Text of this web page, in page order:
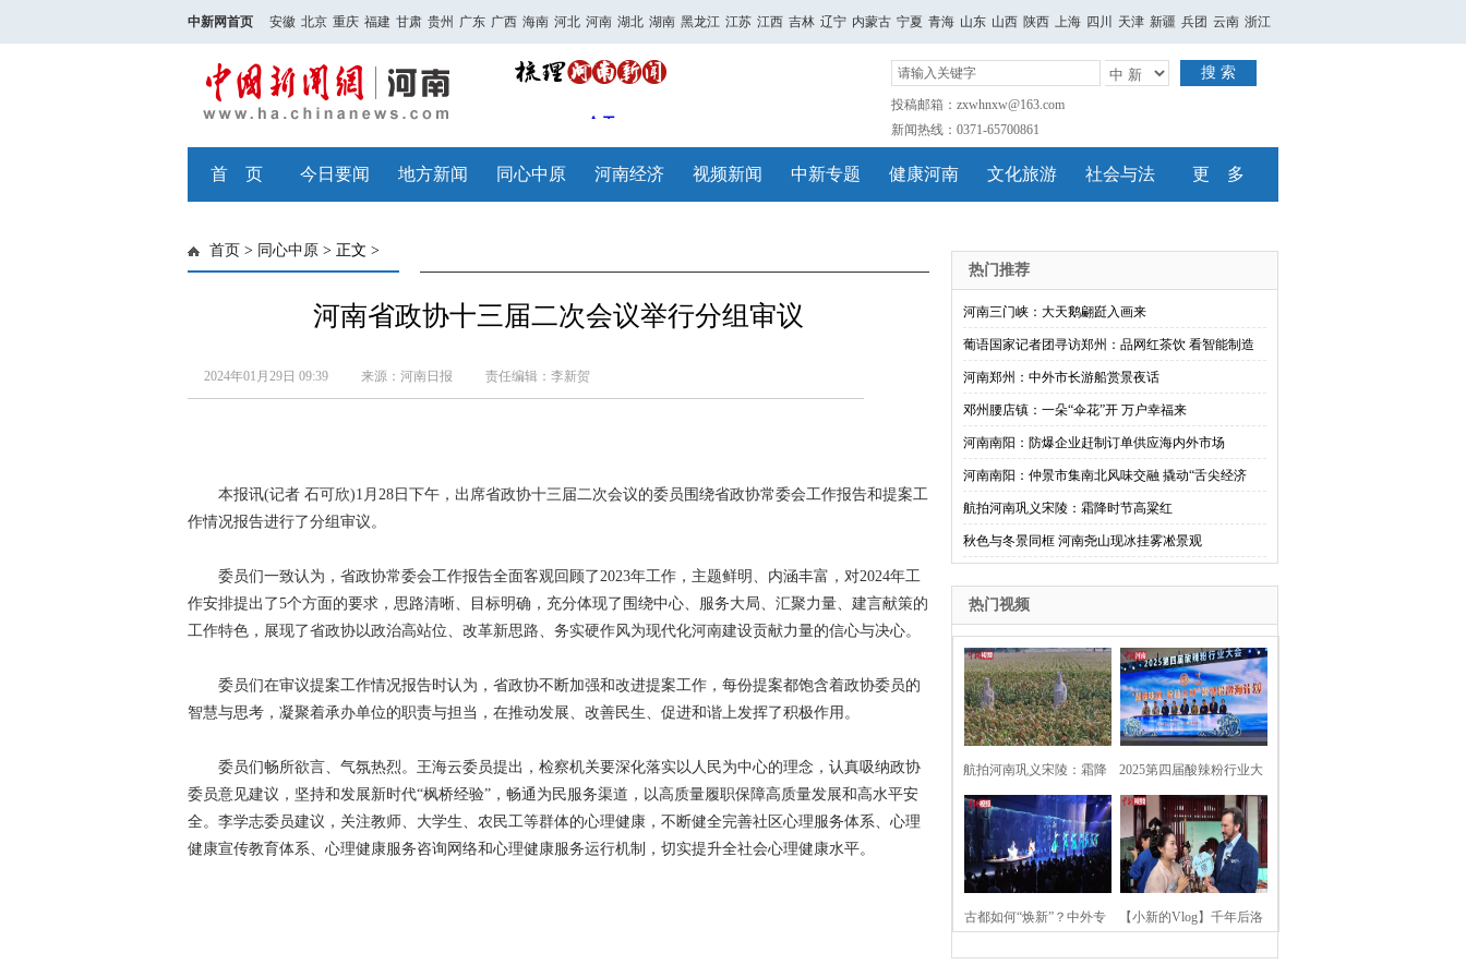
中新网首页 安徽 北京 重庆 福建 甘肃 贵州 广东 广西 海南 河北 河南 湖北 湖南 黑龙江 江苏 江西 吉林 辽宁 内蒙古 宁夏 青海 山东 山西 陕西 上海 四川 天津 新疆 兵团 云南 浙江
搜 索
投稿邮箱：zxwhnxw@163.com
新闻热线：0371-65700861
首 页 今日要闻 地方新闻 同心中原 河南经济 视频新闻 中新专题 健康河南 文化旅游 社会与法 更 多
首页 > 同心中原 > 正文 >
河南省政协十三届二次会议举行分组审议
2024年01月29日 09:39 来源：河南日报 责任编辑：李新贺
本报讯(记者 石可欣)1月28日下午，出席省政协十三届二次会议的委员围绕省政协常委会工作报告和提案工
作情况报告进行了分组审议。
委员们一致认为，省政协常委会工作报告全面客观回顾了2023年工作，主题鲜明、内涵丰富，对2024年工
作安排提出了5个方面的要求，思路清晰、目标明确，充分体现了围绕中心、服务大局、汇聚力量、建言献策的
工作特色，展现了省政协以政治高站位、改革新思路、务实硬作风为现代化河南建设贡献力量的信心与决心。
委员们在审议提案工作情况报告时认为，省政协不断加强和改进提案工作，每份提案都饱含着政协委员的
智慧与思考，凝聚着承办单位的职责与担当，在推动发展、改善民生、促进和谐上发挥了积极作用。
委员们畅所欲言、气氛热烈。王海云委员提出，检察机关要深化落实以人民为中心的理念，认真吸纳政协
委员意见建议，坚持和发展新时代“枫桥经验”，畅通为民服务渠道，以高质量履职保障高质量发展和高水平安
全。李学志委员建议，关注教师、大学生、农民工等群体的心理健康，不断健全完善社区心理服务体系、心理
健康宣传教育体系、心理健康服务咨询网络和心理健康服务运行机制，切实提升全社会心理健康水平。
热门推荐
河南三门峡：大天鹅翩跹入画来
葡语国家记者团寻访郑州：品网红茶饮 看智能制造
河南郑州：中外市长游船赏景夜话
邓州腰店镇：一朵“伞花”开 万户幸福来
河南南阳：防爆企业赶制订单供应海内外市场
河南南阳：仲景市集南北风味交融 撬动“舌尖经济
航拍河南巩义宋陵：霜降时节高粱红
秋色与冬景同框 河南尧山现冰挂雾凇景观
热门视频
航拍河南巩义宋陵：霜降
时节高粱红
2025第四届酸辣粉行业大
会在河南开封举行
古都如何“焕新”？中外专 【小新的Vlog】千年后洛